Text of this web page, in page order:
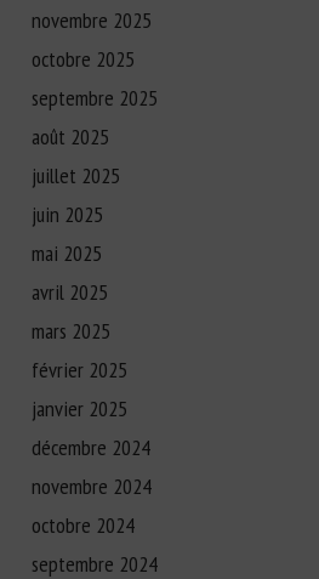
novembre 2025
octobre 2025
septembre 2025
août 2025
juillet 2025
juin 2025
mai 2025
avril 2025
mars 2025
février 2025
janvier 2025
décembre 2024
novembre 2024
octobre 2024
septembre 2024